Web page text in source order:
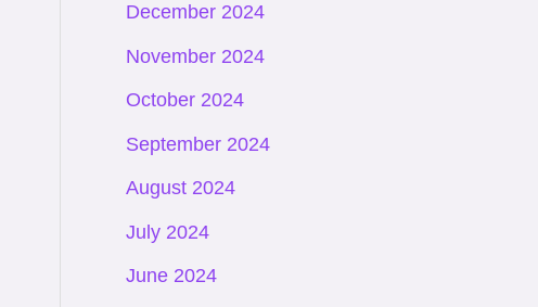
December 2024
November 2024
October 2024
September 2024
August 2024
July 2024
June 2024